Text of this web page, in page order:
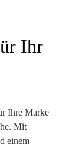
Ihr
Ihre Marke
Mit
einem
nur optimale